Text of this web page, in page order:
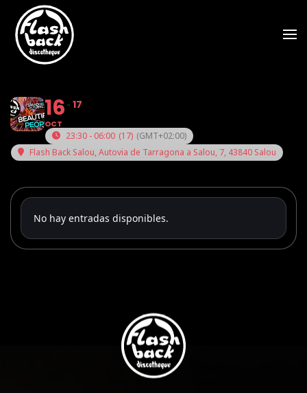
Skip to main content
16
OCT
17
23:30 - 06:00 (17) (GMT+02:00)
Flash Back Salou, Autovia de Tarragona a Salou, 7, 43840 Salou
No hay entradas disponibles.